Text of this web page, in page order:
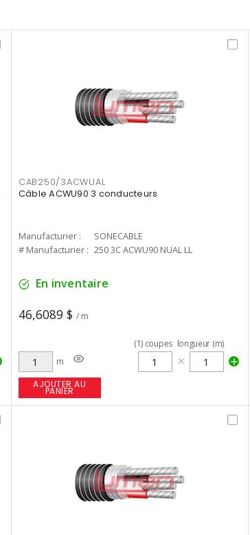
CAB250/3ACWUAL
Câble ACWU90 3 conducteurs
Manufacturier :
SONECABLE
# Manufacturier : 250 3C ACWU90 NUAL LL
En inventaire
46,6089 $ / m
m
(1) coupes longueur (m)
AJOUTER AU
PANIER